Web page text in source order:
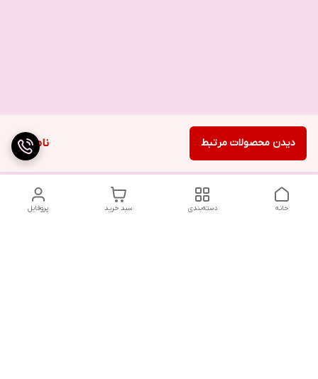
ناموجود دیدن محصولات مرتبط
پروفایل سبد خرید دسته‌بندی خانه